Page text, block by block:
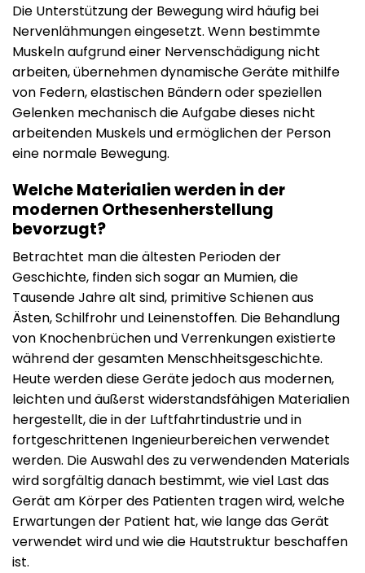
Die Unterstützung der Bewegung wird häufig bei
Nervenlähmungen eingesetzt. Wenn bestimmte
Muskeln aufgrund einer Nervenschädigung nicht
arbeiten, übernehmen dynamische Geräte mithilfe
von Federn, elastischen Bändern oder speziellen
Gelenken mechanisch die Aufgabe dieses nicht
arbeitenden Muskels und ermöglichen der Person
eine normale Bewegung.
Welche Materialien werden in der
modernen Orthesenherstellung
bevorzugt?
Betrachtet man die ältesten Perioden der
Geschichte, finden sich sogar an Mumien, die
Tausende Jahre alt sind, primitive Schienen aus
Ästen, Schilfrohr und Leinenstoffen. Die Behandlung
von Knochenbrüchen und Verrenkungen existierte
während der gesamten Menschheitsgeschichte.
Heute werden diese Geräte jedoch aus modernen,
leichten und äußerst widerstandsfähigen Materialien
hergestellt, die in der Luftfahrtindustrie und in
fortgeschrittenen Ingenieurbereichen verwendet
werden. Die Auswahl des zu verwendenden Materials
wird sorgfältig danach bestimmt, wie viel Last das
Gerät am Körper des Patienten tragen wird, welche
Erwartungen der Patient hat, wie lange das Gerät
verwendet wird und wie die Hautstruktur beschaffen
ist.